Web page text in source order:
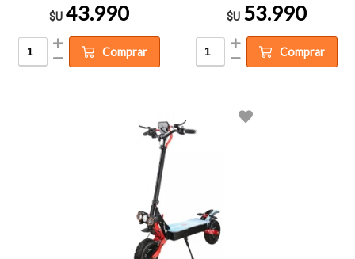
$U 43.990
Comprar
$U 53.990
Comprar